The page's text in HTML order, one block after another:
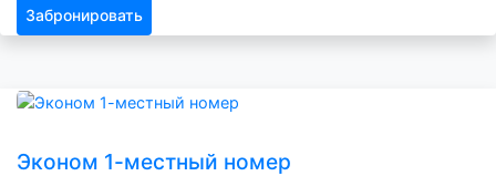
Забронировать
Эконом 1-местный номер